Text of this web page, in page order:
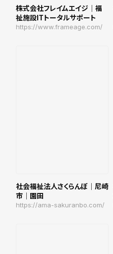
株式会社フレイムエイジ｜福
祉施設ITトータルサポート
https://www.frameage.com/
社会福祉法人さくらんぼ｜尼崎
市｜園田
https://ama-sakuranbo.com/